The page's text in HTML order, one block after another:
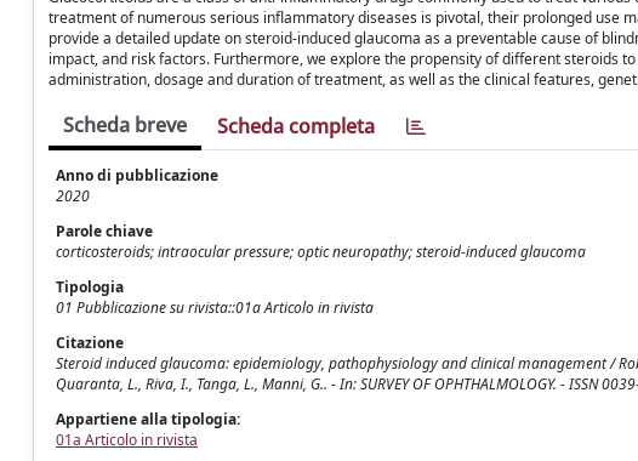
treatment of numerous serious inflammatory diseases is pivotal, their prolonged use
provide a detailed update on steroid-induced glaucoma as a preventable cause of
impact, and risk factors. Furthermore, we explore the propensity of different steroids
administration, dosage and duration of treatment, as well as the clinical features,
Scheda breve Scheda completa
Anno di pubblicazione
2020
Parole chiave
corticosteroids; intraocular pressure; optic neuropathy; steroid-induced glaucoma
Tipologia
01 Pubblicazione su rivista::01a Articolo in rivista
Citazione
Steroid induced glaucoma: epidemiology, pathophysiology and clinical management /
Quaranta, L., Riva, I., Tanga, L., Manni, G.. - In: SURVEY OF OPHTHALMOLOGY. - ISSN
Appartiene alla tipologia:
01a Articolo in rivista